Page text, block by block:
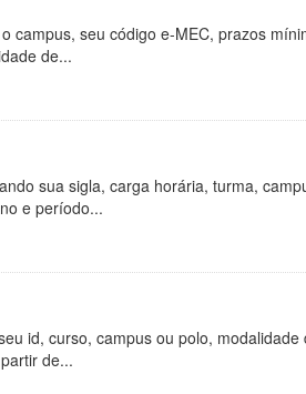
campus, seu código e-MEC, prazos
de...
sua sigla, carga horária, turma,
e período...
id, curso, campus ou polo,
de...